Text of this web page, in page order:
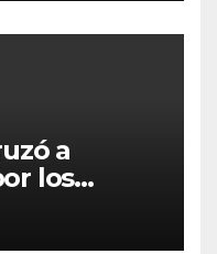
a
los